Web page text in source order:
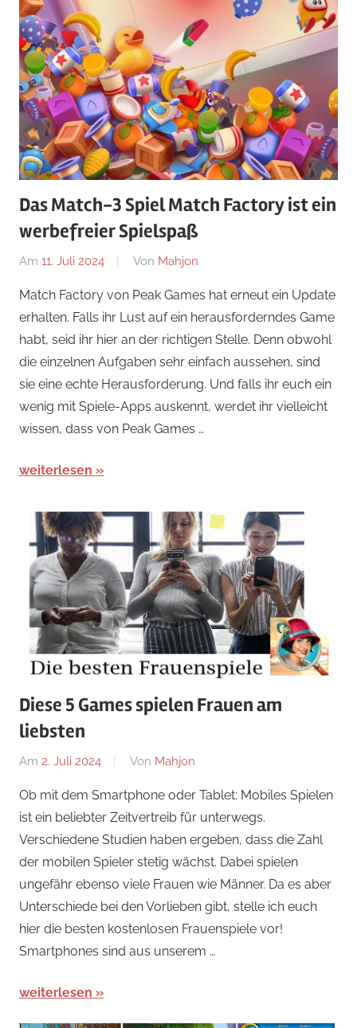
Das Match-3 Spiel Match Factory ist ein
werbefreier Spielspaß
Am 11. Juli 2024 Von Mahjon
Spiele,
Arcade-
Spiele,
Arcade-
Spiele,
News
Match Factory von Peak Games hat erneut ein Update
erhalten. Falls ihr Lust auf ein herausforderndes Game
habt, seid ihr hier an der richtigen Stelle. Denn obwohl
die einzelnen Aufgaben sehr einfach aussehen, sind
sie eine echte Herausforderung. Und falls ihr euch ein
wenig mit Spiele-Apps auskennt, werdet ihr vielleicht
wissen, dass von Peak Games …
weiterlesen
Diese 5 Games spielen Frauen am
liebsten
Am 2. Juli 2024 Von Mahjon
Spiele,
Wimmelbild-
Spiele
Ob mit dem Smartphone oder Tablet: Mobiles Spielen
ist ein beliebter Zeitvertreib für unterwegs.
Verschiedene Studien haben ergeben, dass die Zahl
der mobilen Spieler stetig wächst. Dabei spielen
ungefähr ebenso viele Frauen wie Männer. Da es aber
Unterschiede bei den Vorlieben gibt, stelle ich euch
hier die besten kostenlosen Frauenspiele vor!
Smartphones sind aus unserem …
weiterlesen